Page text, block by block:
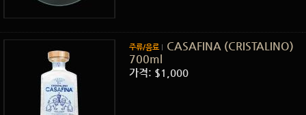
주류/음료
CASAFINA (CRISTALINO)
700ml
가격: $1,000